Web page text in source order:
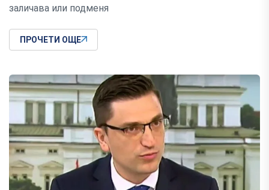
заличава или подменя
ПРОЧЕТИ ОЩЕ